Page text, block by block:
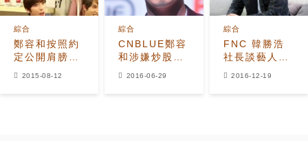
鄭容和按照約
定公開肩膀
綜合
2015-08-12
CNBLUE鄭容
和涉嫌炒股
綜合
2016-06-29
FNC 韓勝浩
社長談藝人、
綜合
2016-12-19